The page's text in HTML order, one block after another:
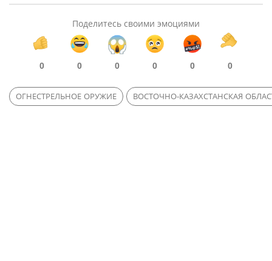
Поделитесь своими эмоциями
0 0 0 0 0 0
ОГНЕСТРЕЛЬНОЕ ОРУЖИЕ ВОСТОЧНО-КАЗАХСТАНСКАЯ